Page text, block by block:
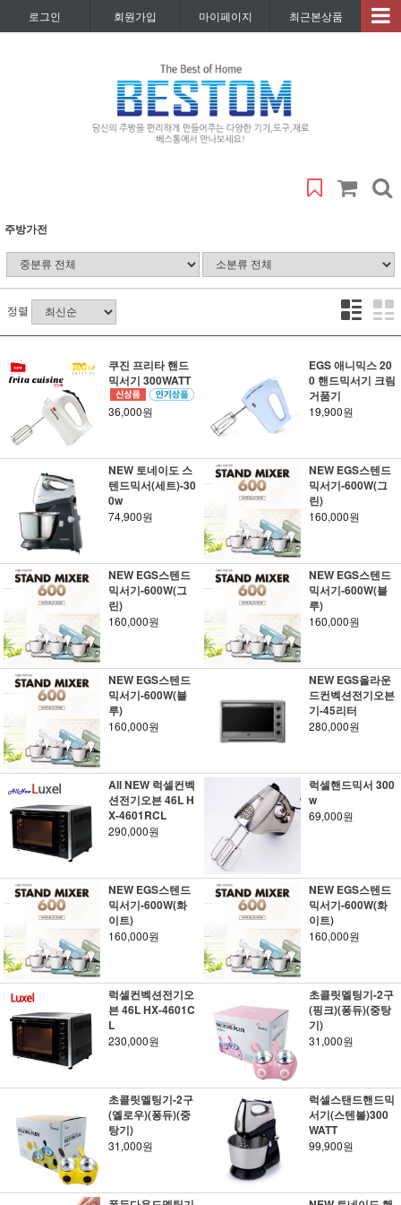
로그인 회원가입 마이페이지 최근본상품
주방가전
정렬
쿠진 프리타 핸드
믹서기 300WATT
36,000원
EGS 애니믹스 20
0 핸드믹서기 크림
거품기
19,900원
NEW 토네이도 스
텐드믹서(세트)-30
0w
74,900원
NEW EGS스텐드
믹서기-600W(그
린)
160,000원
NEW EGS스텐드
믹서기-600W(그
린)
160,000원
NEW EGS스텐드
믹서기-600W(블
루)
160,000원
NEW EGS스텐드
믹서기-600W(블
루)
160,000원
NEW EGS올라운
드컨벡션전기오븐
기-45리터
280,000원
All NEW 럭셀컨벡
션전기오븐 46L H
X-4601RCL
290,000원
럭셀핸드믹서 300
w
69,000원
NEW EGS스텐드
믹서기-600W(화
이트)
160,000원
NEW EGS스텐드
믹서기-600W(화
이트)
160,000원
럭셀컨벡션전기오
븐 46L HX-4601C
L
230,000원
초콜릿멜팅기-2구
(핑크)(퐁듀)(중탕
기)
31,000원
초콜릿멜팅기-2구
(옐로우)(퐁듀)(중
탕기)
31,000원
럭셀스탠드핸드믹
서기(스텐볼)300
WATT
99,900원